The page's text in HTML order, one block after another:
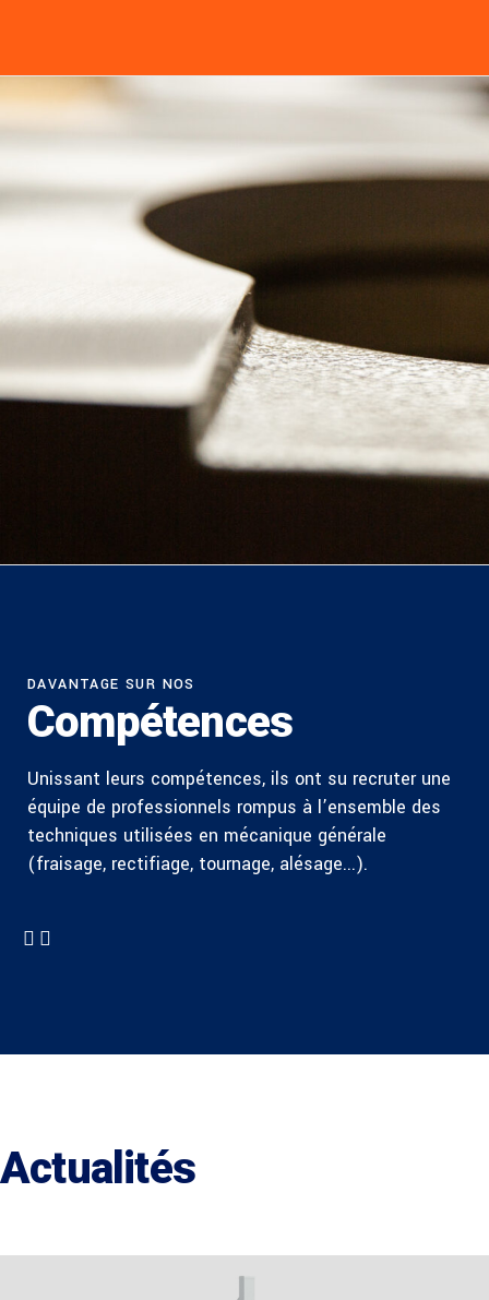
DAVANTAGE SUR NOS
Compétences
Unissant leurs compétences, ils ont su recruter une
équipe de professionnels rompus à l’ensemble des
techniques utilisées en mécanique générale
(fraisage, rectifiage, tournage, alésage...).
Actualités